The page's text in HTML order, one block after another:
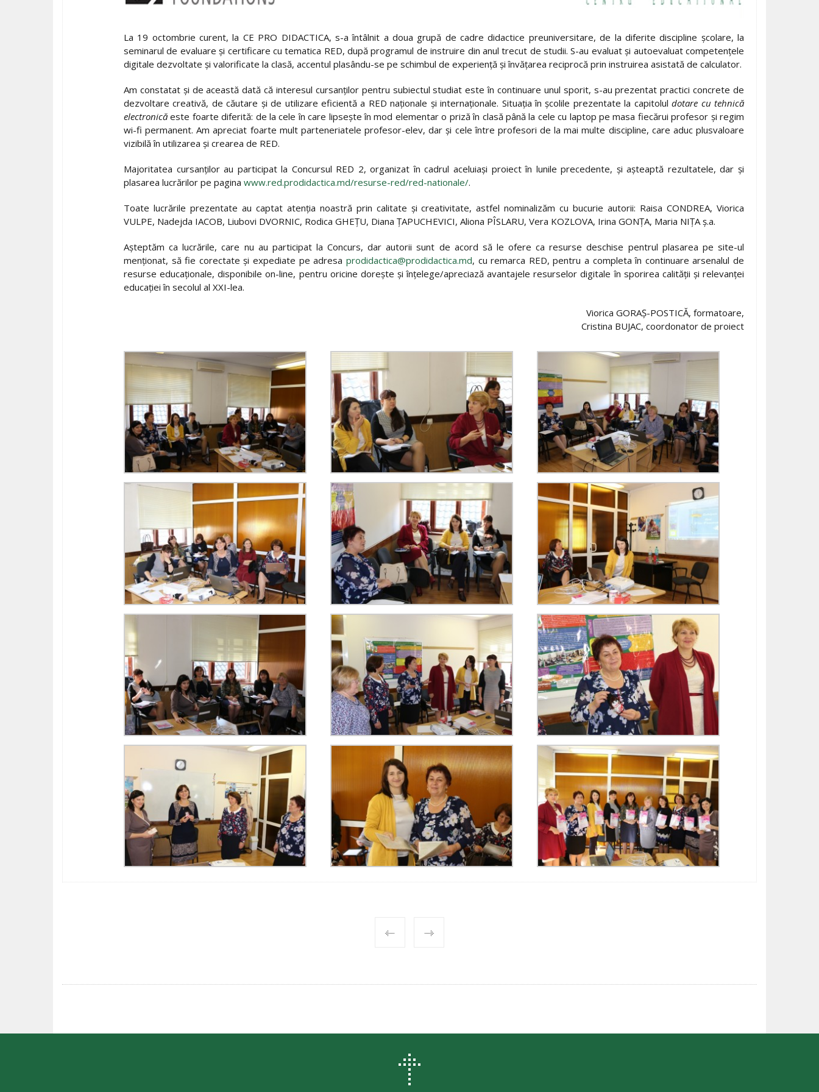
La 19 octombrie curent, la CE PRO DIDACTICA, s-a întâlnit a doua grupă de cadre didactice preuniversitare, de la diferite discipline şcolare, la
seminarul de evaluare și certificare cu tematica RED, după programul de instruire din anul trecut de studii. S-au evaluat și autoevaluat competențele
digitale dezvoltate și valorificate la clasă, accentul plasându-se pe schimbul de experiență și învățarea reciprocă prin instruirea asistată de calculator.
Am constatat și de această dată că interesul cursanţilor pentru subiectul studiat este în continuare unul sporit, s-au prezentat practici concrete de
dezvoltare creativă, de căutare și de utilizare eficientă a RED naţionale și internaționale. Situația în școlile prezentate la capitoluldotare cu tehnică
electronică este foarte diferită: de la cele în care lipsește în mod elementar o priză în clasă până la cele cu laptop pe masa fiecărui profesor și regim
wi-fi permanent. Am apreciat foarte mult parteneriatele profesor-elev, dar și cele între profesori de la mai multe discipline, care aduc plusvaloare
vizibilă în utilizarea și crearea de RED.
Majoritatea cursanților au participat la Concursul RED 2, organizat în cadrul aceluiași proiect în lunile precedente, și așteaptă rezultatele, dar și
plasarea lucrărilor pe pagina www.red.prodidactica.md/resurse-red/red-nationale/.
Toate lucrările prezentate au captat atenția noastră prin calitate și creativitate, astfel nominalizăm cu bucurie autorii: Raisa CONDREA, Viorica
VULPE, Nadejda IACOB, Liubovi DVORNIC, Rodica GHEŢU, Diana ŢAPUCHEVICI, Aliona PÎSLARU, Vera KOZLOVA, Irina GONŢA, Maria NIŢA ș.a.
Așteptăm ca lucrările, care nu au participat la Concurs, dar autorii sunt de acord să le ofere ca resurse deschise pentrul plasarea pe site-ul
menţionat, să fie corectate și expediate pe adresa prodidactica@prodidactica.md, cu remarca RED, pentru a completa în continuare arsenalul de
resurse educaționale, disponibile on-line, pentru oricine dorește și înțelege/apreciază avantajele resurselor digitale în sporirea calității și relevanței
educației în secolul al XXI-lea.
Viorica GORAȘ-POSTICĂ, formatoare,
Cristina BUJAC, coordonator de proiect
NAVIGATION